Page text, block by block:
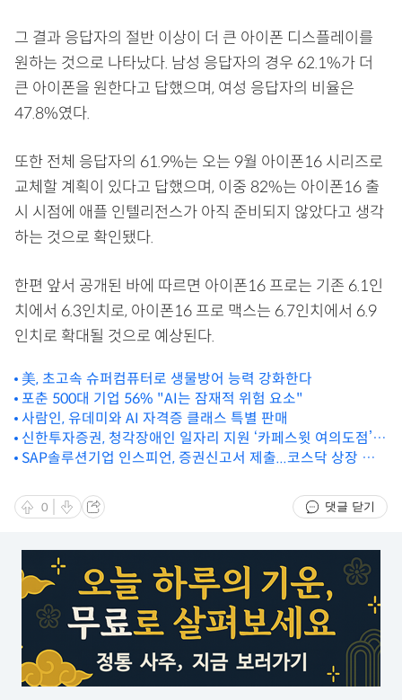
그 결과 응답자의 절반 이상이 더 큰 아이폰 디스플레이를
원하는 것으로 나타났다. 남성 응답자의 경우 62.1%가 더
큰 아이폰을 원한다고 답했으며, 여성 응답자의 비율은
47.8%였다.
또한 전체 응답자의 61.9%는 오는 9월 아이폰16 시리즈로
교체할 계획이 있다고 답했으며, 이중 82%는 아이폰16 출
시 시점에 애플 인텔리전스가 아직 준비되지 않았다고 생각
하는 것으로 확인됐다.
한편 앞서 공개된 바에 따르면 아이폰16 프로는 기존 6.1인
치에서 6.3인치로, 아이폰16 프로 맥스는 6.7인치에서 6.9
인치로 확대될 것으로 예상된다.
美, 초고속 슈퍼컴퓨터로 생물방어 능력 강화한다
포춘 500대 기업 56% "AI는 잠재적 위험 요소"
사람인, 유데미와 AI 자격증 클래스 특별 판매
신한투자증권, 청각장애인 일자리 지원 ‘카페스윗 여의도점’
오픈
SAP솔루션기업 인스피언, 증권신고서 제출...코스닥 상장 절
0 댓글 닫기